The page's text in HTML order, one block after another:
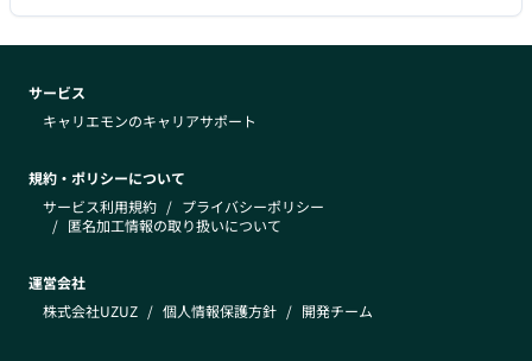
サービス
キャリエモンのキャリアサポート
規約・ポリシーについて
サービス利用規約 / プライバシーポリシー
/ 匿名加工情報の取り扱いについて
運営会社
株式会社UZUZ / 個人情報保護方針 / 開発チーム